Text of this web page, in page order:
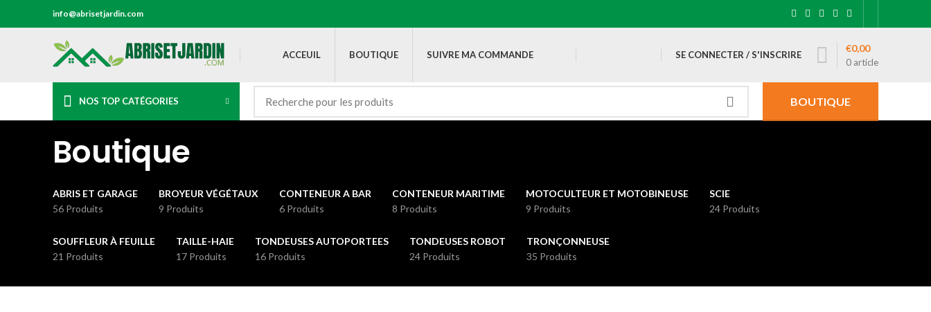
info@abrisetjardin.com
ACCEUIL BOUTIQUE SUIVRE MA COMMANDE SE CONNECTER / S'INSCRIRE
0 article
€0,00
NOS TOP CATÉGORIES BOUTIQUE
Boutique
ABRIS ET GARAGE
56 Produits
BROYEUR VÉGÉTAUX
9 Produits
CONTENEUR A BAR
6 Produits
CONTENEUR MARITIME
8 Produits
MOTOCULTEUR ET MOTOBINEUSE
9 Produits
SCIE
24 Produits
SOUFFLEUR À FEUILLE
21 Produits
TAILLE-HAIE
17 Produits
TONDEUSES AUTOPORTEES
16 Produits
TONDEUSES ROBOT
24 Produits
TRONÇONNEUSE
35 Produits